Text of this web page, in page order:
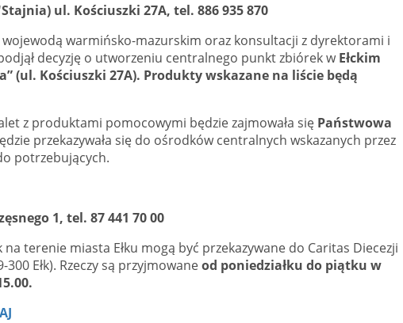
ul. Kościuszki 27A, tel. 886 935 870
warmińsko-mazurskim oraz konsultacji z dyrektorami i
decyzję o utworzeniu centralnego punkt zbiórek wEłckim
(ul. Kościuszki 27A). Produkty wskazane na liście będą
z produktami pomocowymi będzie zajmowała się Państwowa
przekazywała się do ośrodków centralnych wskazanych przez
potrzebujących.
1, tel. 87 441 70 00
terenie miasta Ełku mogą być przekazywane do Caritas Diecezji
Ełk). Rzeczy są przyjmowaneod poniedziałku do piątku w